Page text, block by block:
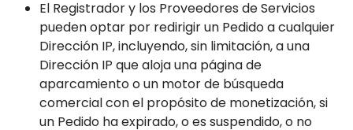
El Registrador y los Proveedores de Servicios
pueden optar por redirigir un Pedido a cualquier
Dirección IP, incluyendo, sin limitación, a una
Dirección IP que aloja una página de
aparcamiento o un motor de búsqueda
comercial con el propósito de monetización, si
un Pedido ha expirado, o es suspendido, o no